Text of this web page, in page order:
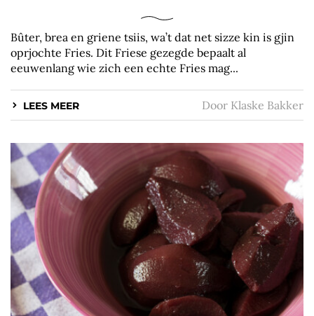
Bûter, brea en griene tsiis, wa’t dat net sizze kin is gjin
oprjochte Fries. Dit Friese gezegde bepaalt al
eeuwenlang wie zich een echte Fries mag...
LEES MEER Door Klaske Bakker